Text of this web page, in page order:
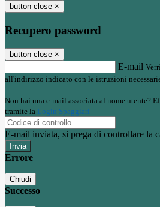
button close ×
Recupero password
button close ×
E-mail
all'indirizzo indicato con le istruzioni
Non hai una e-mail associata al nome utente?
tramite la Login Spaggiari
E-mail inviata, si prega di controllare la
Errore
Chiudi
Successo